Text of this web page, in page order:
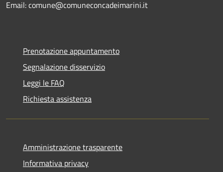
Email: comune@comuneconcadeimarini.it
Prenotazione appuntamento
Segnalazione disservizio
Leggi le FAQ
Richiesta assistenza
Amministrazione trasparente
Informativa privacy